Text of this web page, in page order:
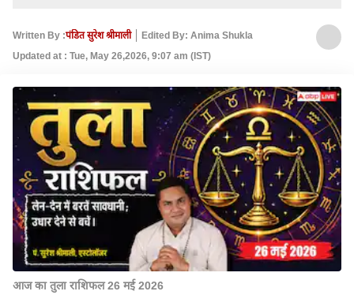
Written By :पंडित सुरेश श्रीमाली
Edited By: Anima Shukla
Updated at : Tue, May 26,2026, 9:07 am (IST)
आज का तुला राशिफल 26 मई 2026